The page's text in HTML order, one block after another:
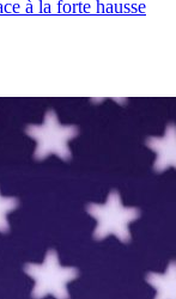
à la forte hausse